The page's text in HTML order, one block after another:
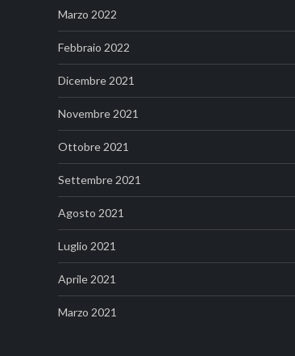
Marzo 2022
Febbraio 2022
Dicembre 2021
Novembre 2021
Ottobre 2021
Settembre 2021
Agosto 2021
Luglio 2021
Aprile 2021
Marzo 2021